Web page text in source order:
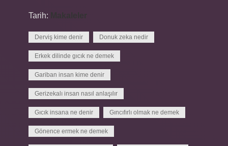
Tarih:
Derviş kime denir Donuk zeka nedir
Erkek dilinde gıcık ne demek
Gariban insan kime denir
Gerizekalı insan nasıl anlaşılır
Gıcık insana ne denir Gıncıfırlı olmak ne demek
Gönence ermek ne demek